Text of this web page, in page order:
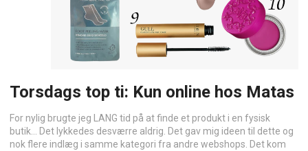
Torsdags top ti: Kun online hos Matas
For nylig brugte jeg LANG tid på at finde et produkt i en fysisk
butik… Det lykkedes desværre aldrig. Det gav mig ideen til dette og
nok flere indlæg i samme kategori fra andre webshops. Det kom